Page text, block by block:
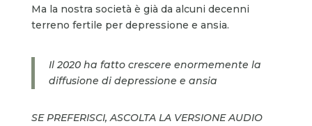
Ma la nostra società è già da alcuni decenni
terreno fertile per depressione e ansia.
Il 2020 ha fatto crescere enormemente la
diffusione di depressione e ansia
SE PREFERISCI, ASCOLTA LA VERSIONE AUDIO